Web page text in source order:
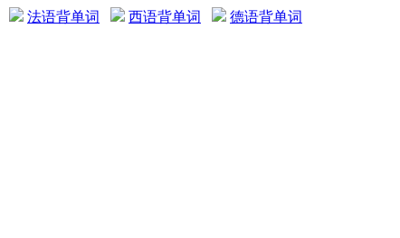
法语背单词 西语背单词 德语背单词